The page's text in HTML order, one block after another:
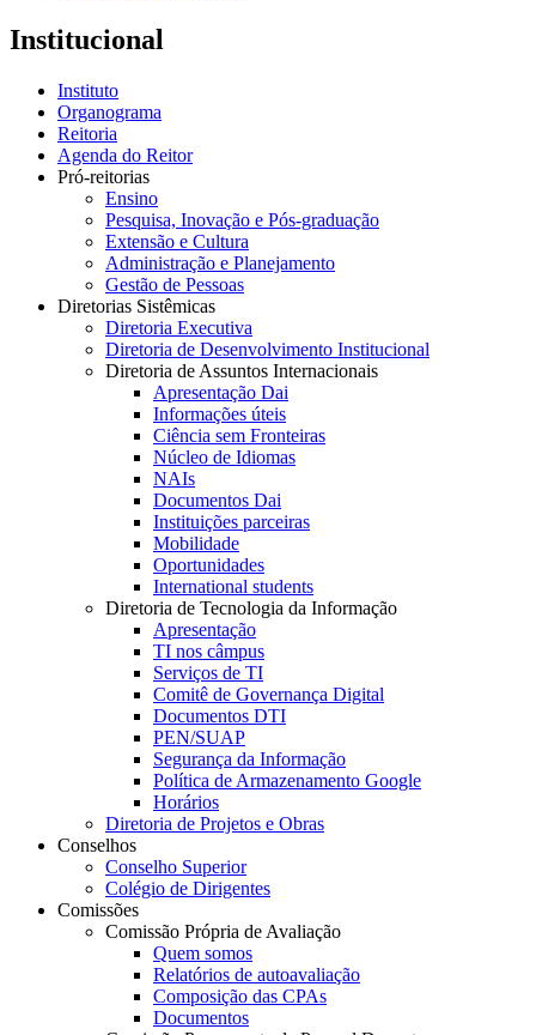
Institucional
Instituto
Organograma
Reitoria
Agenda do Reitor
Pró-reitorias
Ensino
Pesquisa, Inovação e Pós-graduação
Extensão e Cultura
Administração e Planejamento
Gestão de Pessoas
Diretorias Sistêmicas
Diretoria Executiva
Diretoria de Desenvolvimento Institucional
Diretoria de Assuntos Internacionais
Apresentação Dai
Informações úteis
Ciência sem Fronteiras
Núcleo de Idiomas
NAIs
Documentos Dai
Instituições parceiras
Mobilidade
Oportunidades
International students
Diretoria de Tecnologia da Informação
Apresentação
TI nos câmpus
Serviços de TI
Comitê de Governança Digital
Documentos DTI
PEN/SUAP
Segurança da Informação
Política de Armazenamento Google
Horários
Diretoria de Projetos e Obras
Conselhos
Conselho Superior
Colégio de Dirigentes
Comissões
Comissão Própria de Avaliação
Quem somos
Relatórios de autoavaliação
Composição das CPAs
Documentos